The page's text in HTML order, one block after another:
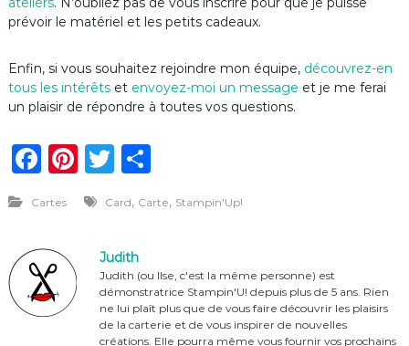
prévoir le matériel et les petits cadeaux.
Enfin, si vous souhaitez rejoindre mon équipe, découvrez-en
tous les intérêtset envoyez-moi un message et je me ferai
un plaisir de répondre à toutes vos questions.
F
c
e
b
o
Pi
n
te
re
st
T
it
te
r
P
ta
er
Cartes Card, Carte, Stampin'Up!
Judith
Judith (ou Ilse, c'est la même personne) est
démonstratrice Stampin'U! depuis plus de 5 ans. Rien
ne lui plaît plus que de vous faire découvrir les plaisirs
de la carterie et de vous inspirer de nouvelles
créations. Elle pourra même vous fournir vos prochains